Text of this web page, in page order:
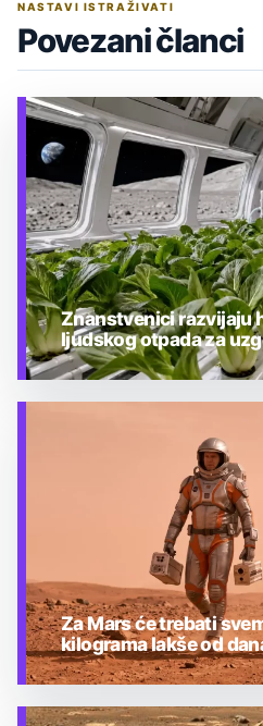
NASTAVI ISTRAŽIVATI
Povezani članci
Znanstvenici razvijaju
ljudskog otpada za
Za Mars će trebati
kilograma lakše od